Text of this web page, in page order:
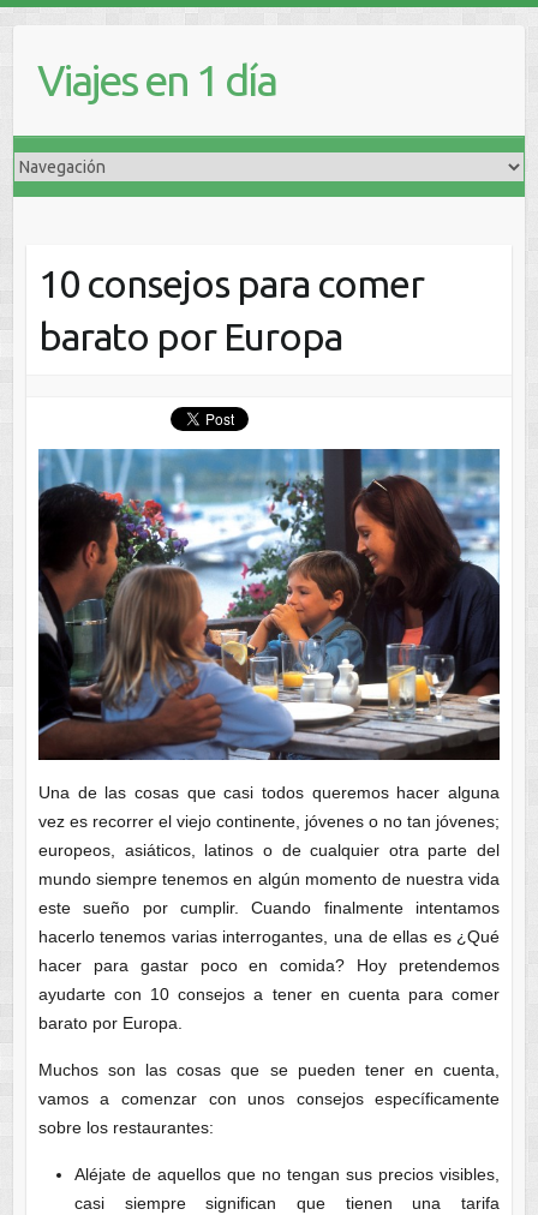
Viajes en 1 día
10 consejos para comer
barato por Europa
Una de las cosas que casi todos queremos hacer alguna
vez es recorrer el viejo continente, jóvenes o no tan jóvenes;
europeos, asiáticos, latinos o de cualquier otra parte del
mundo siempre tenemos en algún momento de nuestra vida
este sueño por cumplir. Cuando finalmente intentamos
hacerlo tenemos varias interrogantes, una de ellas es ¿Qué
hacer para gastar poco en comida? Hoy pretendemos
ayudarte con 10 consejos a tener en cuenta para comer
barato por Europa.
Muchos son las cosas que se pueden tener en cuenta,
vamos a comenzar con unos consejos específicamente
sobre los restaurantes:
Aléjate de aquellos que no tengan sus precios visibles,
casi siempre significan que tienen una tarifa